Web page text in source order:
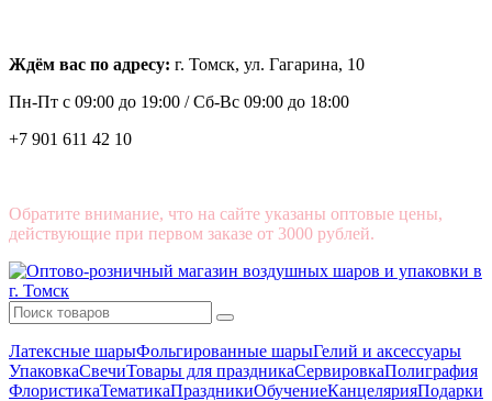
Ждём вас по адресу: г. Томск, ул. Гагарина, 10
Пн-Пт с 09:00 до 19:00 /Сб-Вс 09:00 до 18:00
+7 901 611 42 10
Обратите внимание, что на сайте указаны оптовые цены,
действующие при первом заказе от 3000 рублей.
Латексные шарыФольгированные шарыГелий и аксессуары
УпаковкаСвечиТовары для праздникаСервировкаПолиграфия
ФлористикаТематикаПраздникиОбучениеКанцелярияПодарки